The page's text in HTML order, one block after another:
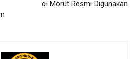
di Morut Resmi Digunakan